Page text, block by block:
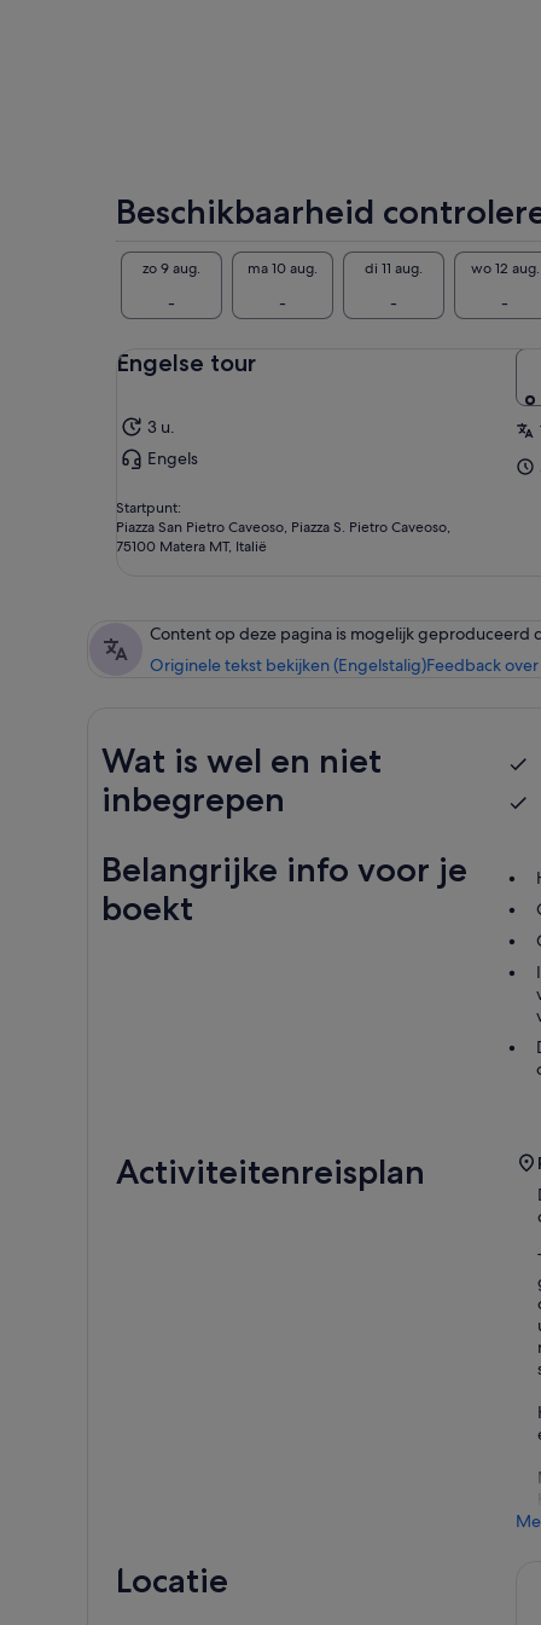
Beschikbaarheid
zo 9 aug.
-
ma 10 aug.
-
di 11 aug.
-
wo 12 aug.
-
Engelse tour
3 u.
Engels
Startpunt:
Piazza San Pietro Caveoso, Piazza S. Pietro Caveoso,
75100 Matera MT, Italië
Content op deze pagina is mogelijk geproduceerd
Originele tekst bekijken (Engelstalig)Feedback
Wat is wel en niet
inbegrepen
Belangrijke info voor je
boekt
Activiteitenreisplan
Locatie